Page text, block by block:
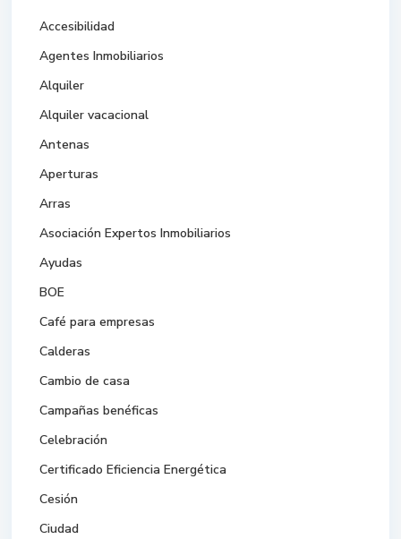
Accesibilidad
Agentes Inmobiliarios
Alquiler
Alquiler vacacional
Antenas
Aperturas
Arras
Asociación Expertos Inmobiliarios
Ayudas
BOE
Café para empresas
Calderas
Cambio de casa
Campañas benéficas
Celebración
Certificado Eficiencia Energética
Cesión
Ciudad